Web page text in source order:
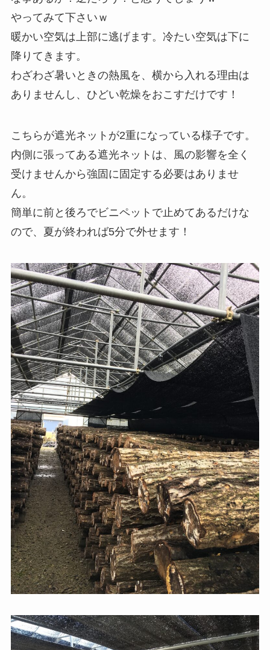
やってみて下さいｗ
暖かい空気は上部に逃げます。冷たい空気は下に
降りてきます。
わざわざ暑いときの熱風を、横から入れる理由は
ありませんし、ひどい乾燥をおこすだけです！
こちらが遮光ネットが2重になっている様子です。
内側に張ってある遮光ネットは、風の影響を全く
受けませんから強固に固定する必要はありませ
ん。
簡単に前と後ろでビニペットで止めてあるだけな
ので、夏が終われば5分で外せます！